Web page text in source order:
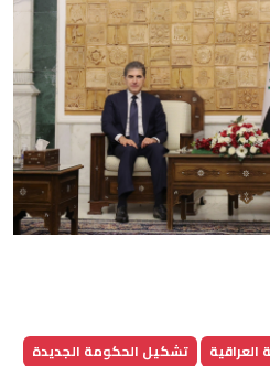
تشكيل الحكومة الجديدة